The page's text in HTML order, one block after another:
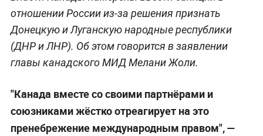
отношении России из-за решения признать
Донецкую и Луганскую народные республики
(ДНР и ЛНР). Об этом говорится в заявлении
главы канадского МИД Мелани Жоли.
"Канада вместе со своими партнёрами и
союзниками жёстко отреагирует на это
пренебрежение международным правом",—